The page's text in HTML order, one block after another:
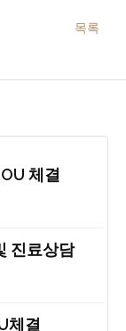
목록
체결
진료상담
체결